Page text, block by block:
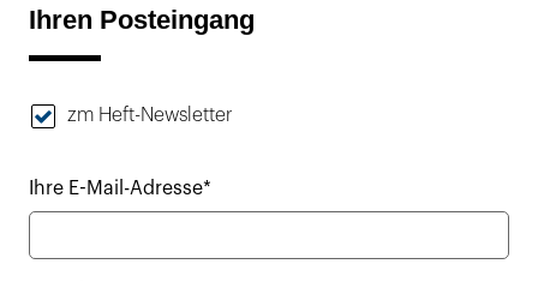
Ihren Posteingang
zm Heft-Newsletter
Ihre E-Mail-Adresse*